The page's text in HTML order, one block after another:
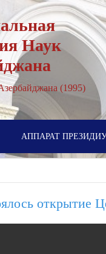
Наук
(1995)
АППАРАТ
открытие